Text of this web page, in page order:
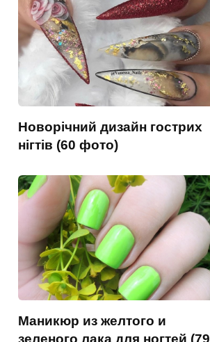
Новорічний дизайн гострих
нігтів (60 фото)
Маникюр из желтого и
зеленого лака для ногтей (79